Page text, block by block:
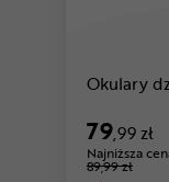
Okulary
79,99 zł
Najniższa
89,99 zł